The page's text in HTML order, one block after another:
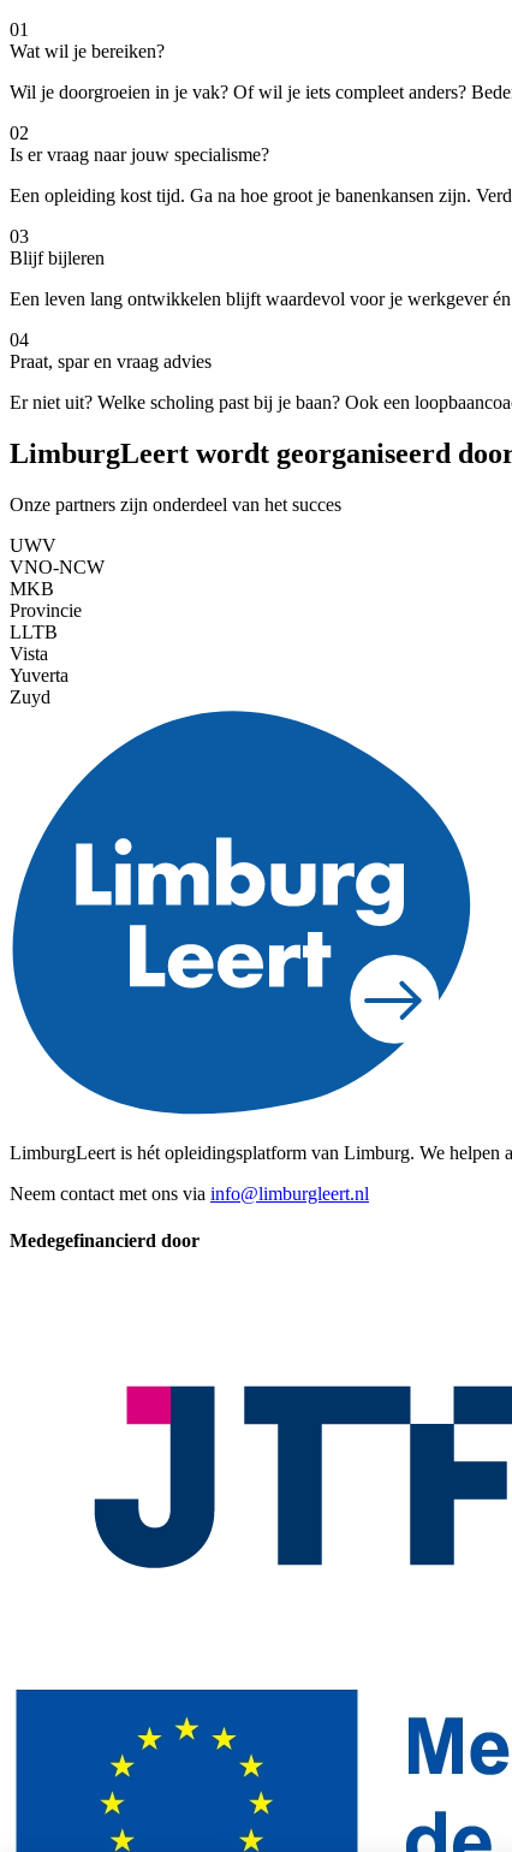
01
Wat wil je bereiken?
Wil je doorgroeien in je vak? Of wil je iets compleet anders?
02
Is er vraag naar jouw specialisme?
Een opleiding kost tijd. Ga na hoe groot je banenkansen zijn.
03
Blijf bijleren
Een leven lang ontwikkelen blijft waardevol voor je werkgever én
04
Praat, spar en vraag advies
Er niet uit? Welke scholing past bij je baan? Ook een
LimburgLeert wordt georganiseerd
Onze partners zijn onderdeel van het succes
UWV
VNO-NCW
MKB
Provincie
LLTB
Vista
Yuverta
Zuyd
LimburgLeert is hét opleidingsplatform van Limburg. We helpen
Neem contact met ons via info@limburgleert.nl
Medegefinancierd door